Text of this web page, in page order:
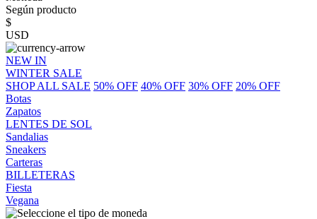
Según producto
$
USD
NEW IN
WINTER SALE
SHOP ALL SALE 50% OFF 40% OFF 30% OFF 20% OFF
Botas
Zapatos
LENTES DE SOL
Sandalias
Sneakers
Carteras
BILLETERAS
Fiesta
Vegana